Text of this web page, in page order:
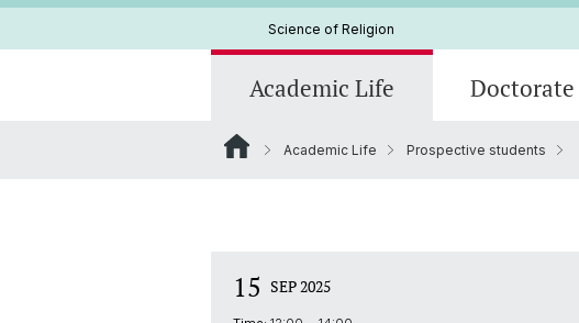
Science of Religion
Academic Life
Study Advisory and Guidance
Doctorate
Academic Life Prospective students
15 SEP 2025